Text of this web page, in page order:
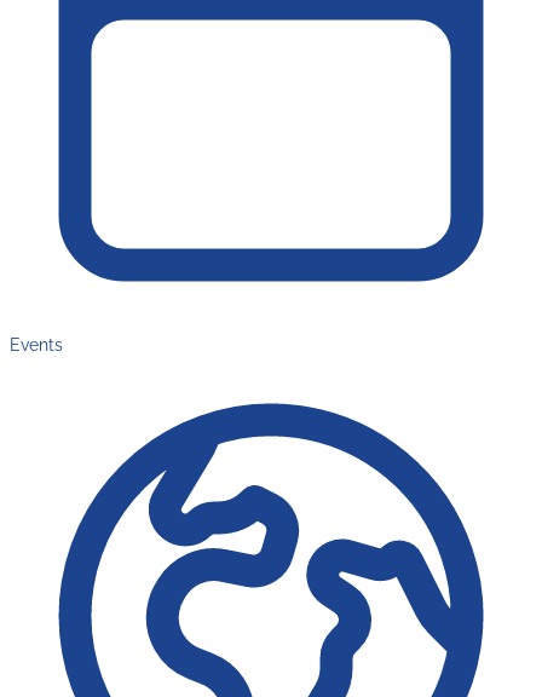
Events